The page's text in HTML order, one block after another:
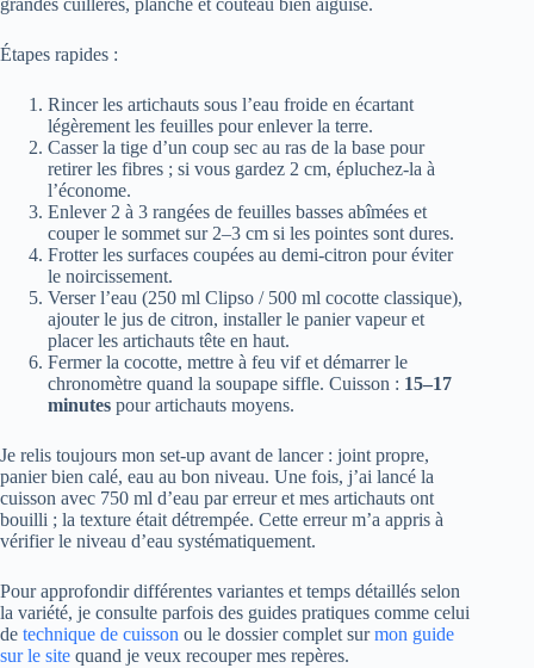
grandes cuillères, planche et couteau bien aiguisé.
Étapes rapides :
Rincer les artichauts sous l’eau froide en écartant
légèrement les feuilles pour enlever la terre.
Casser la tige d’un coup sec au ras de la base pour
retirer les fibres ; si vous gardez 2 cm, épluchez-la à
l’économe.
Enlever 2 à 3 rangées de feuilles basses abîmées et
couper le sommet sur 2–3 cm si les pointes sont dures.
Frotter les surfaces coupées au demi-citron pour éviter
le noircissement.
Verser l’eau (250 ml Clipso / 500 ml cocotte classique),
ajouter le jus de citron, installer le panier vapeur et
placer les artichauts tête en haut.
Fermer la cocotte, mettre à feu vif et démarrer le
chronomètre quand la soupape siffle. Cuisson : 15–17
minutes pour artichauts moyens.
Je relis toujours mon set-up avant de lancer : joint propre,
panier bien calé, eau au bon niveau. Une fois, j’ai lancé la
cuisson avec 750 ml d’eau par erreur et mes artichauts ont
bouilli ; la texture était détrempée. Cette erreur m’a appris à
vérifier le niveau d’eau systématiquement.
Pour approfondir différentes variantes et temps détaillés selon
la variété, je consulte parfois des guides pratiques comme celui
de technique de cuisson ou le dossier complet surmon guide
sur le site quand je veux recouper mes repères.